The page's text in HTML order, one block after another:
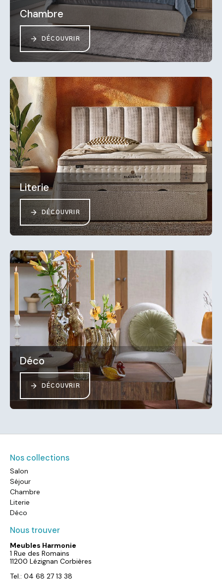
Chambre
DÉCOUVRIR
Literie
DÉCOUVRIR
Déco
DÉCOUVRIR
Nos collections
Salon
Séjour
Chambre
Literie
Déco
Nous trouver
Meubles Harmonie
1 Rue des Romains
11200 Lézignan Corbières
Tel.: 04 68 27 13 38